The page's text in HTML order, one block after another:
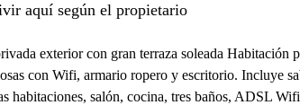
aquí según el propietario
exterior con gran terraza soleada Habitación
con Wifi, armario ropero y escritorio. Incluye
habitaciones, salón, cocina, tres baños, ADSL